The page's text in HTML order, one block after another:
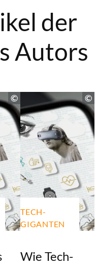
der
Autors
TECH-
GIGANTEN
Wie Tech-